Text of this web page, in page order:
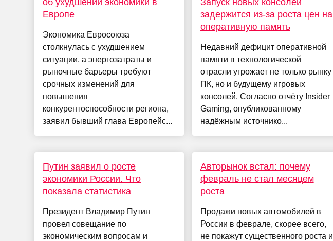
об ухудшении экономики в
Европе
Экономика Евросоюза
столкнулась с ухудшением
ситуации, а энергозатраты и
рыночные барьеры требуют
срочных изменений для
повышения
конкурентоспособности региона,
заявил бывший глава Европейс...
Путин заявил о росте
экономики России. Что
показала статистика
Президент Владимир Путин
провел совещание по
экономическим вопросам и
Запуск новых консолей
задержится из-за роста цен на
оперативную память
Недавний дефицит оперативной
памяти в технологической
отрасли угрожает не только рынку
ПК, но и будущему игровых
консолей. Согласно отчёту Insider
Gaming, опубликованному
надёжным источнико...
Авторынок встал: почему
февраль не стал месяцем
роста
Продажи новых автомобилей в
России в феврале, скорее всего,
не покажут существенного роста и